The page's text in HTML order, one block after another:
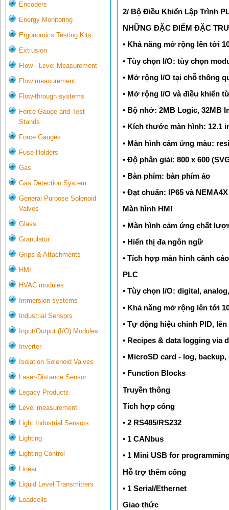
Encoders
Energy Monitoring
Ergonomics Testing Kits
Extrusion
Flow - Level Measurement
Flow measurement
Flow-through systems
Force Gauge and Test
Stands
Force Gauges
Fuse Holders
Gas
Gas Detection System
General Purpose Solenoid
Valves
Glass
Granulator
Grips & Attachments
HMI
HVAC modules
Immersion systems
Industrial Sensors
Input/Output (I/O) Modules
Inverter
Isolation Solenoid Valves
Laser-Distance Sensor
Legacy Products
Level measurement
Light Industrial Sensors
Lighting
Lighting Control
Linear
Liquid Level Transmitters
Loadcells
2/ Bộ Điều Khiển Lập Trình
NHỮNG ĐẶC ĐIỂM ĐẶC
• Khả năng mở rộng lên tới
• Tùy chọn I/O: tùy chọn
• Mở rộng I/O tại chỗ thông
• Mở rộng I/O và điều khiển
• Bộ nhớ: 2MB Logic, 32MB
• Kích thước màn hình: 12.1
• Màn hình cảm ứng màu:
• Độ phân giải: 800 x 600
• Bàn phím: bàn phím ảo
• Đạt chuẩn: IP65 và
Màn hình HMI
• Màn hình cảm ứng chất
• Hiển thị đa ngôn ngữ
• Tích hợp màn hình cảnh cáo
PLC
• Tùy chọn I/O: digital,
• Khả năng mở rộng lên tới
• Tự động hiệu chỉnh PID,
• Recipes & data logging via
• MicroSD card - log,
• Function Blocks
Truyền thông
Tích hợp cổng
• 2 RS485/RS232
• 1 CANbus
• 1 Mini USB for
Hỗ trợ thêm cổng
• 1 Serial/Ethernet
Giao thức